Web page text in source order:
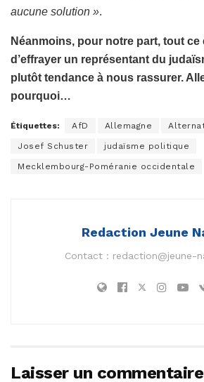
aucune solution ».
Néanmoins, pour notre part, tout ce
d’effrayer un représentant du
plutôt tendance à nous rassurer.
pourquoi…
Étiquettes: AfD Allemagne
Josef Schuster judaïsme politique
Mecklembourg-Poméranie occidentale
Redaction Jeune
Contact : redaction@jeune-
Laisser un commentaire